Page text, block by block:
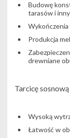
Budowę
tarasów i
Produkcja
drewniane
Tarcicę
Wysoką
Łatwość w